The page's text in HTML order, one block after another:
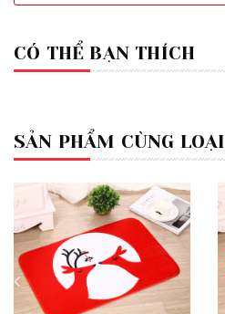
CÓ THỂ BẠN THÍCH
SẢN PHẨM CÙNG LOẠI